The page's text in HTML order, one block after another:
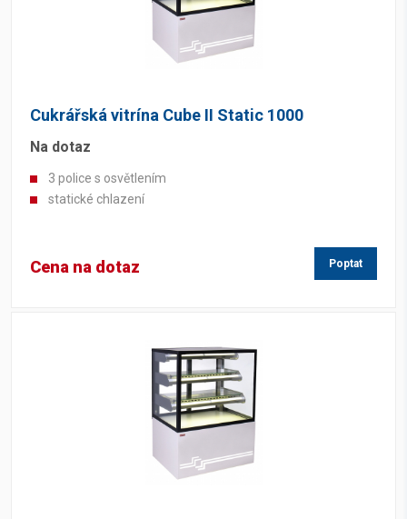
Cukrářská vitrína Cube II Static 1000
Na dotaz
3 police s osvětlením
statické chlazení
Cena na dotaz Poptat